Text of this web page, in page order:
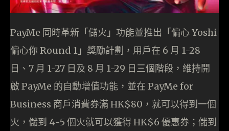
PayMe 同時革新「儲火」功能並推出「偏心 Yoshi
偏心你 Round 1」獎勵計劃，用戶在 6 月 1-28
日、7 月 1-27 日及 8 月 1-29 日三個階段，維持開
啟 PayMe 的自動增值功能，並在 PayMe for
Business 商戶消費券滿 HK$80，就可以得到一個
火，儲到 4-5 個火就可以獲得 HK$6 優惠券；儲到